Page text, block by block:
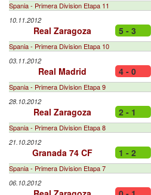
Spania - Primera Division Etapa 11
10.11.2012
Real Zaragoza 5 - 3
Spania - Primera Division Etapa 10
03.11.2012
Real Madrid 4 - 0
Spania - Primera Division Etapa 9
28.10.2012
Real Zaragoza 2 - 1
Spania - Primera Division Etapa 8
21.10.2012
Granada 74 CF 1 - 2
Spania - Primera Division Etapa 7
06.10.2012